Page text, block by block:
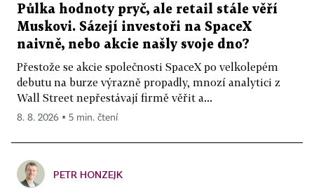
Půlka hodnoty pryč, ale retail stále věří
Muskovi. Sázejí investoři na SpaceX
naivně, nebo akcie našly svoje dno?
Přestože se akcie společnosti SpaceX po velkolepém
debutu na burze výrazně propadly, mnozí analytici z
Wall Street nepřestávají firmě věřit a...
8. 8. 2026 ▪ 5 min. čtení
PETR HONZEJK